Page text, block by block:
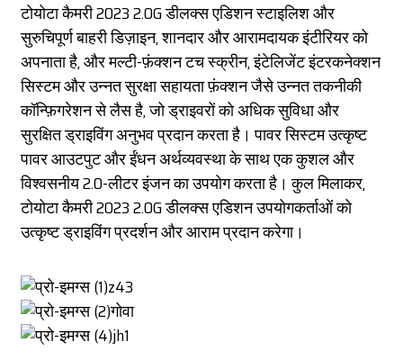
टोयोटा कैमरी 2023 2.0G डीलक्स एडिशन स्टाइलिश और
सुरुचिपूर्ण बाहरी डिज़ाइन, शानदार और आरामदायक इंटीरियर को
अपनाता है, और मल्टी-फ़ंक्शन टच स्क्रीन, इंटेलिजेंट इंटरकनेक्शन
सिस्टम और उन्नत सुरक्षा सहायता फ़ंक्शन जैसे उन्नत तकनीकी
कॉन्फ़िगरेशन से लैस है, जो ड्राइवरों को अधिक सुविधा और
सुरक्षित ड्राइविंग अनुभव प्रदान करता है। पावर सिस्टम उत्कृष्ट
पावर आउटपुट और ईंधन अर्थव्यवस्था के साथ एक कुशल और
विश्वसनीय 2.0-लीटर इंजन का उपयोग करता है। कुल मिलाकर,
टोयोटा कैमरी 2023 2.0G डीलक्स एडिशन उपयोगकर्ताओं को
उत्कृष्ट ड्राइविंग प्रदर्शन और आराम प्रदान करेगा।